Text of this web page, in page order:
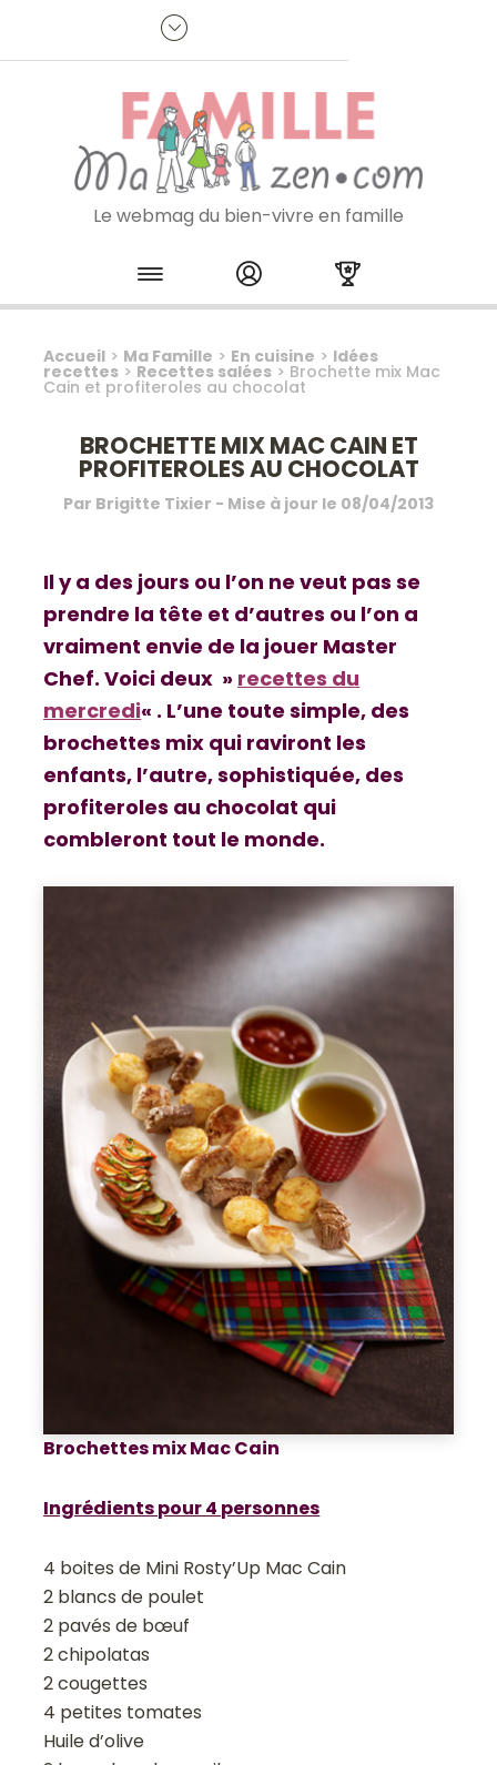
Je m'inscris à la newsletter
Le webmag du bien-vivre en famille
Skip to content
Accueil > Ma Famille > En cuisine > Idées
recettes > Recettes salées > Brochette mix Mac
Cain et profiteroles au chocolat
BROCHETTE MIX MAC CAIN ET
PROFITEROLES AU CHOCOLAT
Par Brigitte Tixier - Mise à jour le 08/04/2013
Il y a des jours ou l’on ne veut pas se
prendre la tête et d’autres ou l’on a
vraiment envie de la jouer Master
Chef. Voici deux » recettes du
mercredi« . L’une toute simple, des
brochettes mix qui raviront les
enfants, l’autre, sophistiquée, des
profiteroles au chocolat qui
combleront tout le monde.
Brochettes mix Mac Cain
Ingrédients pour 4 personnes
4 boites de Mini Rosty’Up Mac Cain
2 blancs de poulet
2 pavés de bœuf
2 chipolatas
2 cougettes
4 petites tomates
Huile d’olive
Panneau de gestion des cookies